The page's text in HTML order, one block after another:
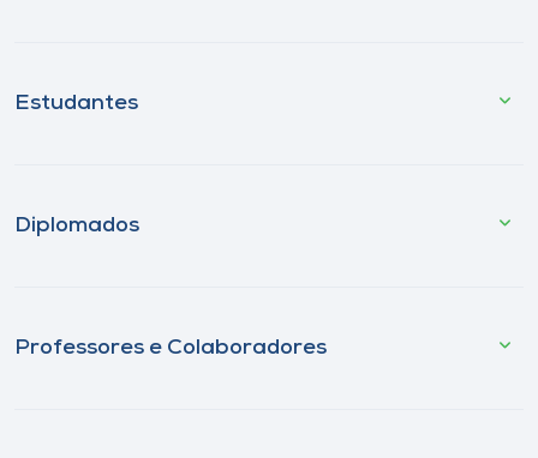
Estudantes
Diplomados
Professores e Colaboradores